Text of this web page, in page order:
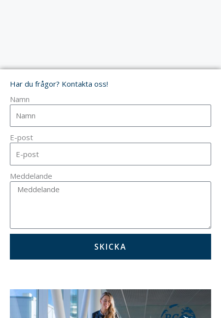
Har du frågor? Kontakta oss!
Namn
E-post
Meddelande
SKICKA